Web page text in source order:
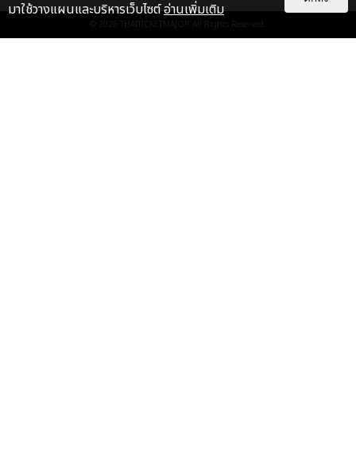
© 2026 THAITICKETMAJOR All Rights Reserved.
มาใช้วางแผนและบริหารเว็บไซต์อ่านเพิ่มเติม